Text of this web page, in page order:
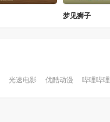
梦见狮子
光速电影 优酷动漫 哔哩哔哩